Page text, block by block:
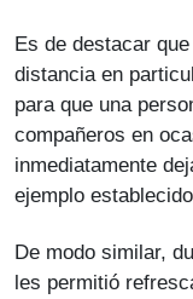
Es de destacar
distancia en
para que una
compañeros en
inmediatamente
ejemplo
De modo similar,
les permitió